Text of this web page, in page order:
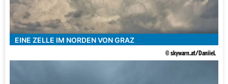
EINE ZELLE IM NORDEN VON GRAZ
© skywarn.at/DaniieL